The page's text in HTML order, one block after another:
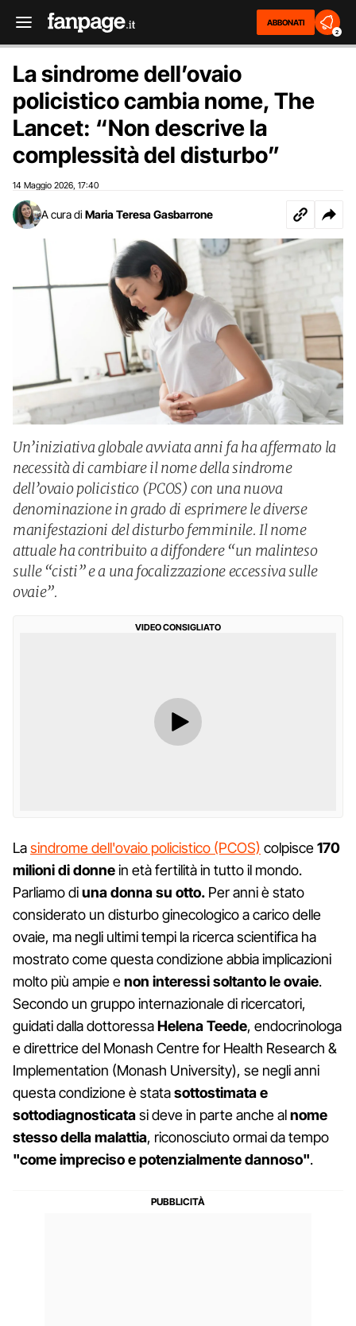
ABBONATI
2
La sindrome dell’ovaio
policistico cambia nome, The
Lancet: “Non descrive la
complessità del disturbo”
14 Maggio 2026 17:40
A cura di Maria Teresa Gasbarrone
Un’iniziativa globale avviata anni fa ha affermato la
necessità di cambiare il nome della sindrome
dell’ovaio policistico (PCOS) con una nuova
denominazione in grado di esprimere le diverse
manifestazioni del disturbo femminile. Il nome
attuale ha contribuito a diffondere “un malinteso
sulle “cisti” e a una focalizzazione eccessiva sulle
ovaie”.
VIDEO CONSIGLIATO
Lasindrome dell'ovaio policistico (PCOS) colpisce170
milioni di donnein età fertilità in tutto il mondo.
Parliamo diuna donna su otto. Per anni è stato
considerato un disturbo ginecologico a carico delle
ovaie, ma negli ultimi tempi la ricerca scientifica ha
mostrato come questa condizione abbia implicazioni
molto più ampie enon interessi soltanto le ovaie.
Secondo un gruppo internazionale di ricercatori,
guidati dalla dottoressaHelena Teede, endocrinologa
e direttrice del Monash Centre for Health Research &
Implementation (Monash University), se negli anni
questa condizione è statasottostimata e
sottodiagnosticatasi deve in parte anche alnome
stesso della malattia, riconosciuto ormai da tempo
"come impreciso e potenzialmente dannoso".